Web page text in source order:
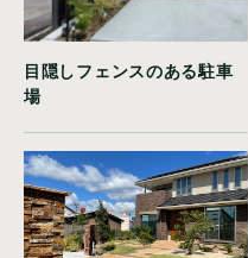
目隠しフェンスのある駐車
場